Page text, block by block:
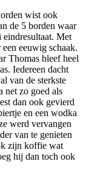
wist ook
de 5 borden waar
Met
eeuwig schaak.
Thomas bleef heel
Iedereen dacht
van de sterkste
net zo goed als
dan ook gevierd
en een wodka
werd vervangen
van te genieten
zijn koffie wat
hij dan toch ook